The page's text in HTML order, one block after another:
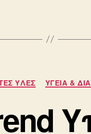
ΥΛΕΣ ΥΓΕΙΑ &